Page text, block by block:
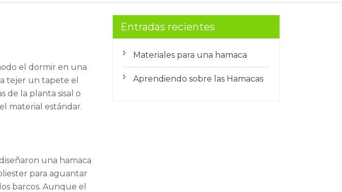
el dormir en una
tejer un tapete el
de la planta sisal o
material estándar.
una hamaca
para aguantar
barcos. Aunque el
Entradas recientes
Materiales para una hamaca
Aprendiendo sobre las Hamacas